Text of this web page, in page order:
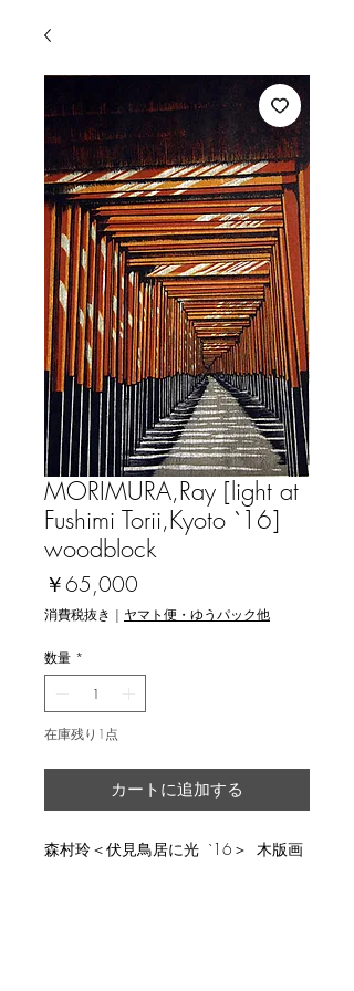
MORIMURA,Ray [light at
Fushimi Torii,Kyoto `16]
woodblock
￥65,000
格
消費税抜き | ヤマト便・ゆうパック他
数量 *
在庫残り1点
カートに追加する
森村玲＜伏見鳥居に光 `16＞ 木版画